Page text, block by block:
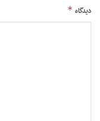
دیدگاه *